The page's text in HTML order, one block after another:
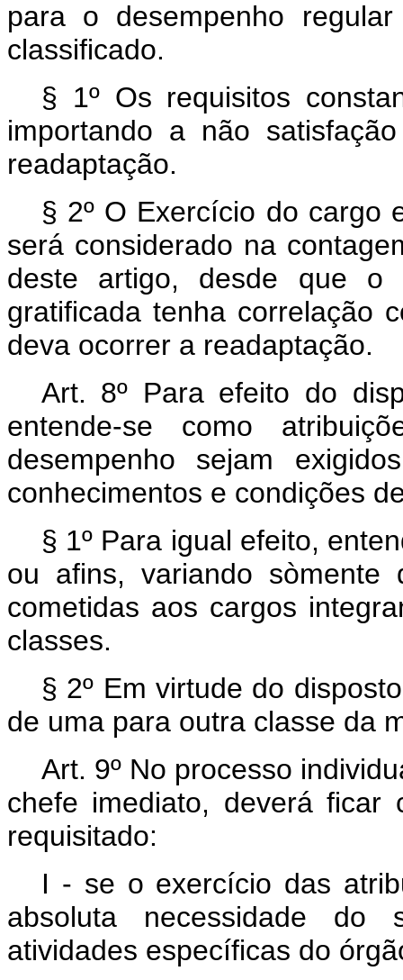
para o desempenho
classificado.
§ 1º Os requisitos
importando a não
readaptação.
§ 2º O Exercício do cargo
será considerado na
deste artigo, desde que
gratificada tenha correlação
deva ocorrer a readaptação.
Art. 8º Para efeito do
entende-se como
desempenho sejam
conhecimentos e condições
§ 1º Para igual efeito,
ou afins, variando
cometidas aos cargos
classes.
§ 2º Em virtude do
de uma para outra classe da
Art. 9º No processo
chefe imediato, deverá ficar
requisitado:
I - se o exercício das
absoluta necessidade do
atividades específicas do